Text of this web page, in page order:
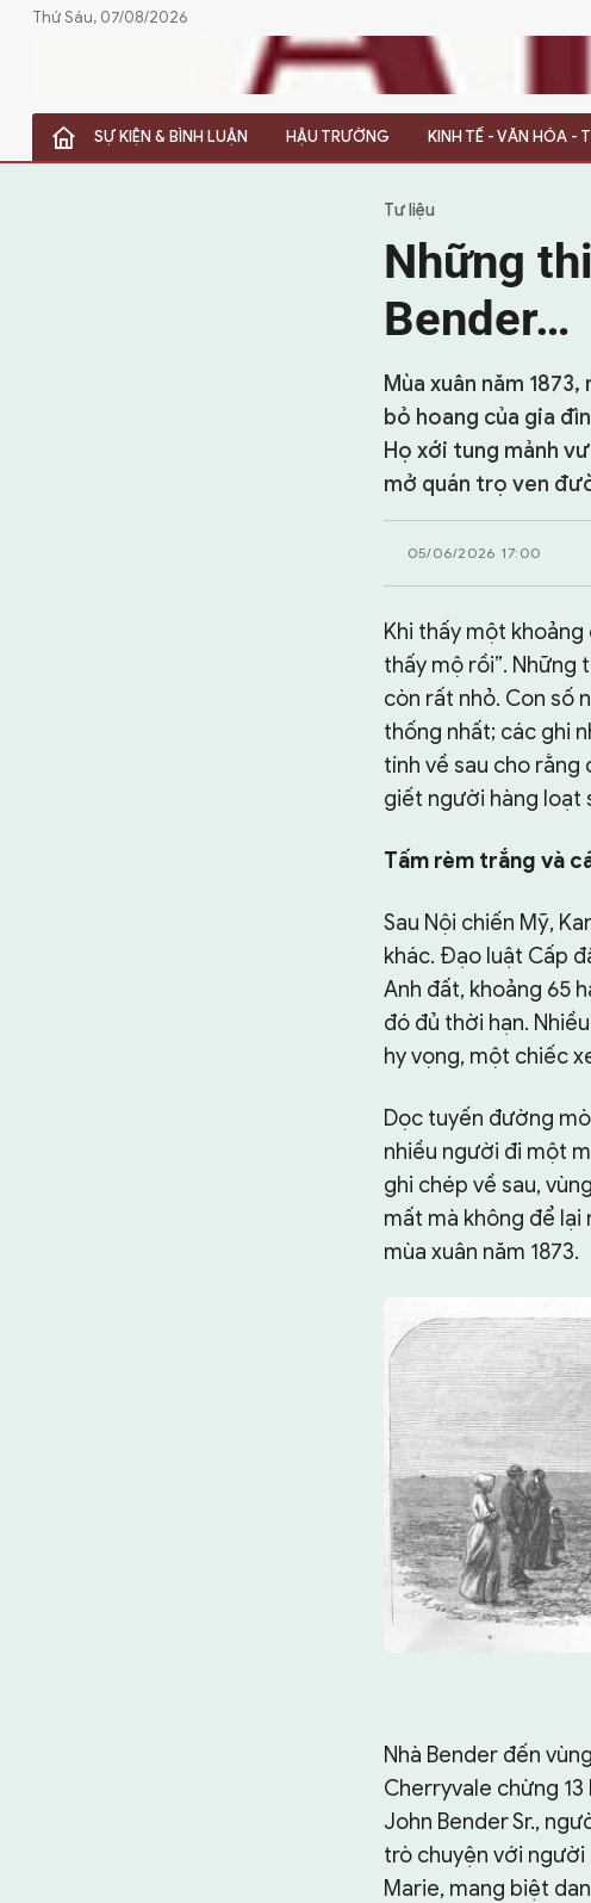
Thứ Sáu, 07/08/2026
SỰ KIỆN & BÌNH LUẬN HẬU TRƯỜNG KINH TẾ - VĂN HÓA -
SỰ KIỆN & BÌNH LUẬN
Tư liệu
Những
Bender…
Mùa xuân năm
bỏ hoang của gia
Họ xới tung mảnh
mở quán trọ ven
05/06/2026 17:00
Khi thấy một khoảng
thấy mộ rồi”.
còn rất nhỏ. Con số
thống nhất; các ghi
tính về sau cho
giết người hàng loạt
Tấm rèm trắng và
Sau Nội chiến Mỹ,
khác. Đạo luật Cấp
Anh đất, khoảng 65
đó đủ thời hạn.
hy vọng, một chiếc
Dọc tuyến đường
nhiều người đi một
ghi chép về sau,
mất mà không để lại
mùa xuân năm 1873.
Nhà Bender đến
Cherryvale chừng
John Bender Sr.,
trò chuyện với người
Marie, mang biệt